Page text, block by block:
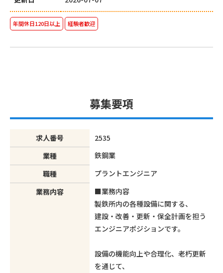
年間休日120日以上 経験者歓迎
募集要項
求人番号
2535
業種
鉄鋼業
職種
プラントエンジニア
業務内容
■業務内容
製鉄所内の各種設備に関する、
建設・改善・更新・保全計画を担う
エンジニアポジションです。
設備の機能向上や合理化、老朽更新
を通じて、